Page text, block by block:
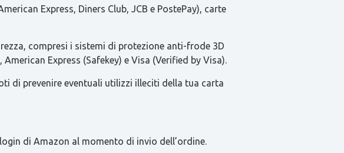
Express, Diners Club, JCB e PostePay), carte
compresi i sistemi di protezione anti-frode 3D
Express (Safekey) e Visa (Verified by Visa).
di prevenire eventuali utilizzi illeciti della tua carta
di Amazon al momento di invio dell’ordine.